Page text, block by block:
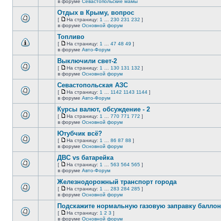
непрочитанных
сообщений.
этой
непрочитанных
сообщений.
страницу
в форуме Севастопольские мамы
этой
непрочитанных
сообщений.
Отдых в Крыму, вопрос
[
На
страницу
На страницу: 1 230 231 232 ]
в форуме Основной форум
этой
непрочитанных
сообщений.
Топливо
[
На
страницу
На страницу: 1 47 48 49 ]
в форуме Авто-Форум
этой
непрочитанных
сообщений.
Выключили свет-2
[
На
страницу
На страницу: 1 130 131 132 ]
в форуме Основной форум
этой
непрочитанных
сообщений.
Севастопольская АЗС
[
На
страницу
На страницу: 1 1142 1143 1144 ]
в форуме Авто-Форум
этой
непрочитанных
сообщений.
Курсы валют, обсуждение - 2
[
На
страницу
На страницу: 1 770 771 772 ]
в форуме Основной форум
этой
непрочитанных
сообщений.
Ютубчик всё?
[
На
страницу
На страницу: 1 86 87 88 ]
в форуме Основной форум
этой
непрочитанных
сообщений.
ДВС vs батарейка
[
На
страницу
На страницу: 1 563 564 565 ]
в форуме Авто-Форум
этой
Железнодорожный транспорт города
[
На
страницу
На страницу: 1 283 284 285 ]
в форуме Основной форум
Подскажите нормальную газовую заправку
[
На
На страницу: 1 2 3 ]
в форуме Основной форум